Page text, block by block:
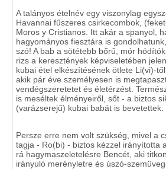
A talányos ételnév egy viszonylag
Havannai fűszeres csirkecombok,
Moros y Cristianos. Itt akár a spanyol,
hagyományos fiesztára is
szó! A bab a sötétebb bőrű, mór
rizs a keresztények képviseletében
kubai étel elkészítésének ötlete Li(vi)-
akik pár éve személyesen is
vendégszeretetet és életérzést.
is meséltek élményeiről, sőt - a biztos
(varázserejű) kubai babát is bevetettek.
Persze erre nem volt szükség, mivel a
tagja - Ro(bi) - biztos kézzel irányította
rá hagymaszeletelésre Bencét, aki
irányuló merényletre és úszó-